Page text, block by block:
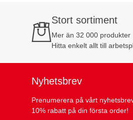
Stort sortiment
Mer än 32 000 produkter
Hitta enkelt allt till
Nyhetsbrev
Prenumerera på vårt
10% rabatt på din första order!